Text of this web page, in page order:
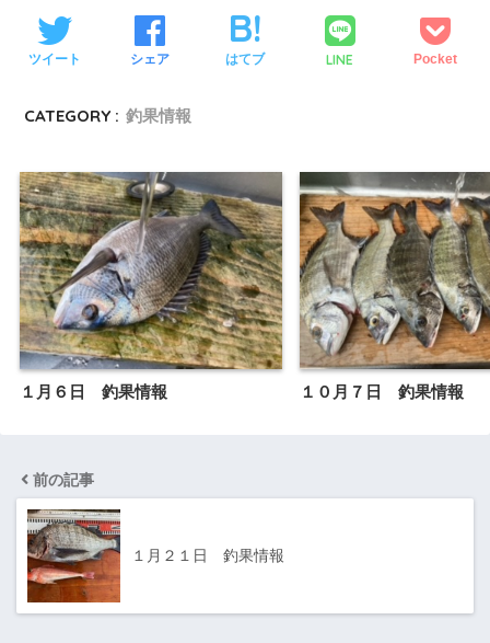
ツイート シェア はてブ LINE Pocket
CATEGORY : 釣果情報
１月６日 釣果情報 １０月７日 釣果情報
前の記事
１月２１日 釣果情報